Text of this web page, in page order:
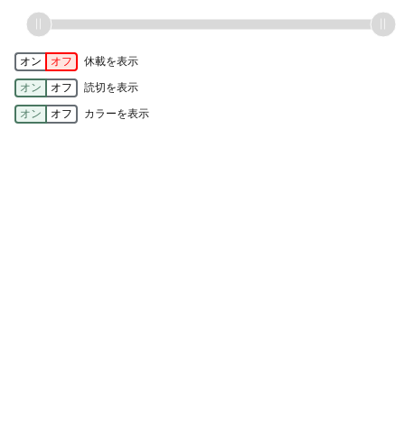
オン オフ 休載を表示
オン オフ 読切を表示
オン オフ カラーを表示